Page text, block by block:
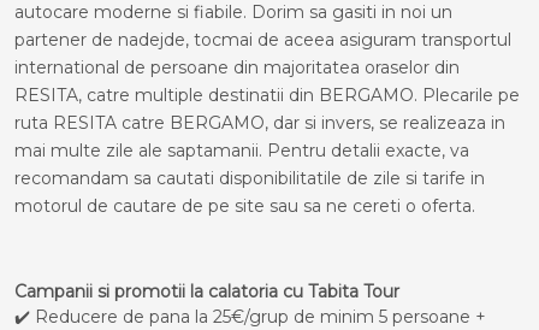
autocare moderne si fiabile. Dorim sa gasiti in noi un
partener de nadejde, tocmai de aceea asiguram transportul
international de persoane din majoritatea oraselor din
RESITA, catre multiple destinatii din BERGAMO. Plecarile pe
ruta RESITA catre BERGAMO, dar si invers, se realizeaza in
mai multe zile ale saptamanii. Pentru detalii exacte, va
recomandam sa cautati disponibilitatile de zile si tarife in
motorul de cautare de pe site sau sa ne cereti o oferta.
Campanii si promotii la calatoria cu Tabita Tour
✔️ Reducere de pana la 25€/grup de minim 5 persoane +